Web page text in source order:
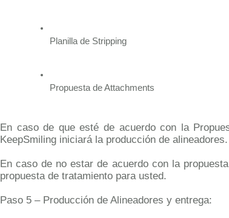
Planilla de Stripping
Propuesta de Attachments
En caso de que esté de acuerdo con la
KeepSmiling iniciará la producción de alineadores.
En caso de no estar de acuerdo con la
propuesta de tratamiento para usted.
Paso 5 – Producción de Alineadores y entrega: